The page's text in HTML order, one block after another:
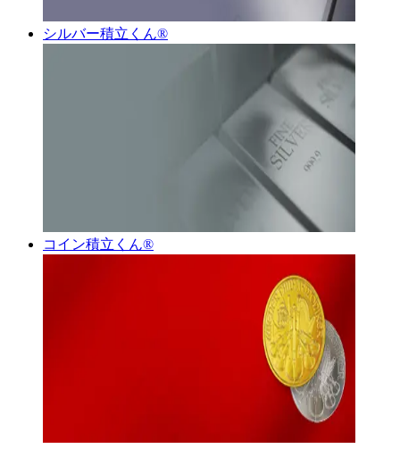
シルバー積立くん®︎
コイン積立くん®︎